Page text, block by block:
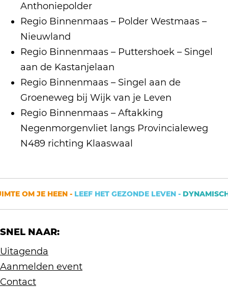
Anthoniepolder
Regio Binnenmaas – Polder Westmaas –
Nieuwland
Regio Binnenmaas – Puttershoek – Singel
aan de Kastanjelaan
Regio Binnenmaas – Singel aan de
Groeneweg bij Wijk van je Leven
Regio Binnenmaas – Aftakking
Negenmorgenvliet langs Provincialeweg
N489 richting Klaaswaal
OM JE HEEN -LEEF HET GEZONDE LEVEN -
SNEL NAAR:
Uitagenda
Aanmelden event
Contact